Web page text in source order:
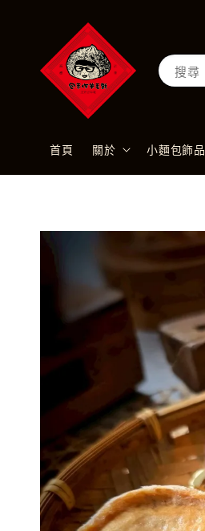
搜尋
首頁 關於 小麵包飾品